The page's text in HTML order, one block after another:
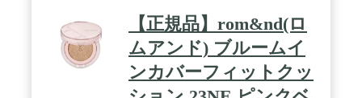
【正規品】rom&nd(ロ
ムアンド) ブルームイ
ンカバーフィットクッ